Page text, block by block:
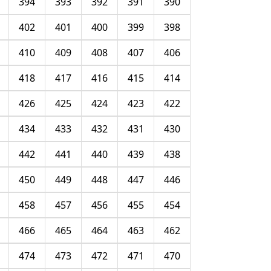
398
399
400
401
402
406
407
408
409
410
414
415
416
417
418
422
423
424
425
426
430
431
432
433
434
438
439
440
441
442
446
447
448
449
450
454
455
456
457
458
462
463
464
465
466
470
471
472
473
474